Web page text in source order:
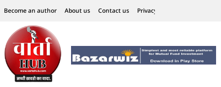
Become an author About us Contact us Privacy Policy